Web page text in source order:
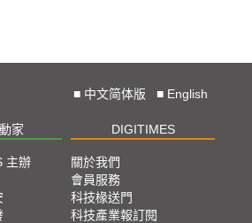
■ 中文简体版 ■ English
家 DIGITIMES
主辦
關於我們
會員服務
科技椽送門
科技產業報訂閱